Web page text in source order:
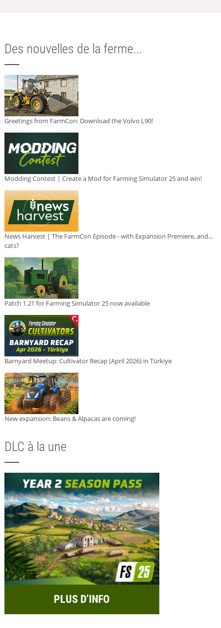
Des nouvelles de la ferme...
Greetings from FarmCon: Download the Volvo L90!
Modding Contest | Create a Mod for Farming Simulator 25 and win!
News Harvest | The FarmCon Episode - with Expansion Premiere, and...
cats?
Patch 1.21 for Farming Simulator 25 now available
Barnyard Meetup: Cultivator Recap (April 2026) in Türkiye
New expansion: Beans & Alpacas are coming!
DLC à la une
PLUS D’INFO